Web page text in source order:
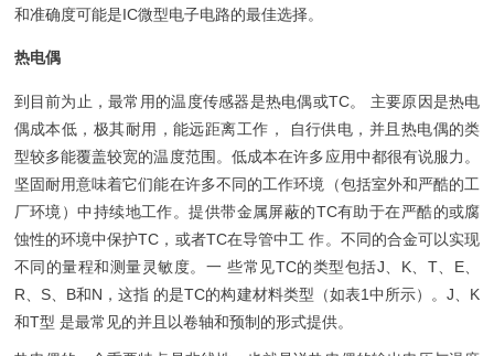
和准确度可能是IC微型电子电路的最佳选择。
热电偶
到目前为止，最常用的温度传感器是热电偶或TC。 主要原因是热电
偶成本低，极其耐用，能远距离工作， 自行供电，并且热电偶的类
型较多能覆盖较宽的温度范围。低成本在许多应用中都很有说服力。
坚固耐用意味着它们能在许多不同的工作环境（包括室外和严酷的工
厂环境）中持续地工作。提供带金属屏蔽的TC有助于在严酷的或腐
蚀性的环境中保护TC，或者TC在导管中工 作。不同的合金可以实现
不同的量程和测量灵敏度。一 些常见TC的类型包括J、K、T、E、
R、S、B和N，这指 的是TC的构建材料类型（如表1中所示）。J、K
和T型 是最常见的并且以卷轴和预制的形式提供。